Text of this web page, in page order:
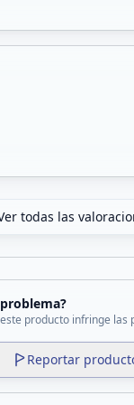
todas las
producto infringe las
Reportar